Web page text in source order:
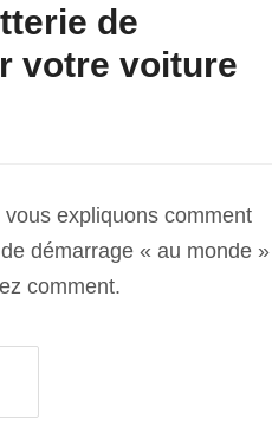
de
votre voiture
expliquons comment
démarrage « au monde »
comment.